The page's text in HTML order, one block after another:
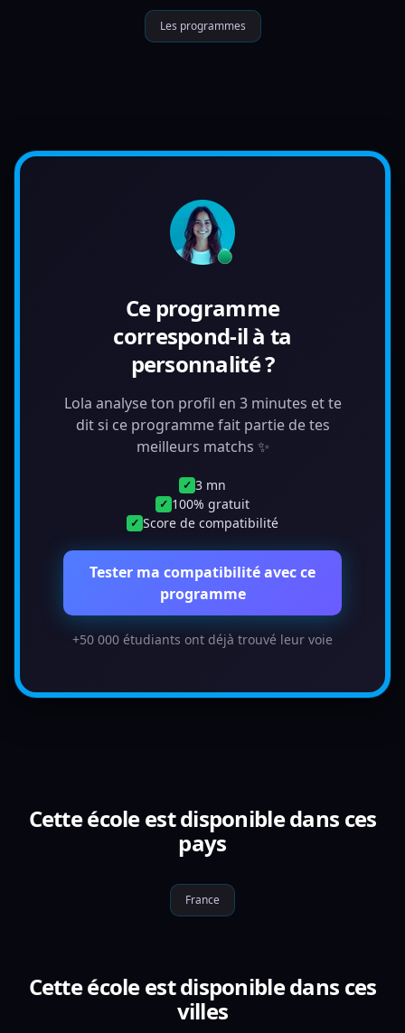
Les programmes
Ce programme
correspond-il à ta
personnalité ?
Lola analyse ton profil en 3 minutes et te
dit si ce programme fait partie de tes
meilleurs matchs ✨
✓ 3 mn
✓ 100% gratuit
✓ Score de compatibilité
Tester ma compatibilité avec ce
programme
+50 000 étudiants ont déjà trouvé leur voie
Cette école est disponible dans ces
pays
France
Cette école est disponible dans ces
villes